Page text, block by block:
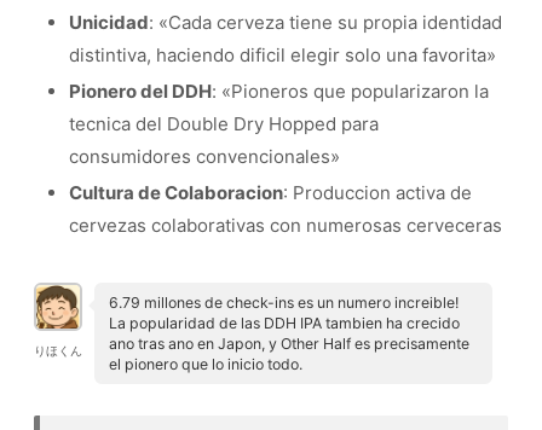
Unicidad: «Cada cerveza tiene su propia identidad
distintiva, haciendo dificil elegir solo una favorita»
Pionero del DDH: «Pioneros que popularizaron la
tecnica del Double Dry Hopped para
consumidores convencionales»
Cultura de Colaboracion: Produccion activa de
cervezas colaborativas con numerosas cerveceras
りほくん
6.79 millones de check-ins es un numero increible!
La popularidad de las DDH IPA tambien ha crecido
ano tras ano en Japon, y Other Half es precisamente
el pionero que lo inicio todo.